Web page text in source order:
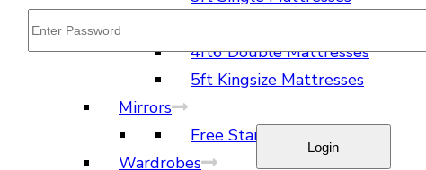
4ft6 Double Mattresses
5ft Kingsize Mattresses
Mirrors
Free Standing Mirrors
Wardrobes